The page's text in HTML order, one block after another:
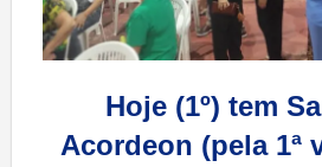
Hoje (1º) tem
Acordeon (pela 1ª